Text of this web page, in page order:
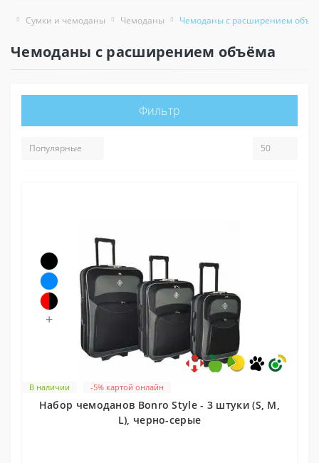
Сумки и чемоданы Чемоданы Чемоданы с расширением
Чемоданы с расширением объёма
Фильтр
В наличии
+
-5% картой онлайн
Набор чемоданов Bonro Style - 3 штуки (S, M,
L), черно-серые